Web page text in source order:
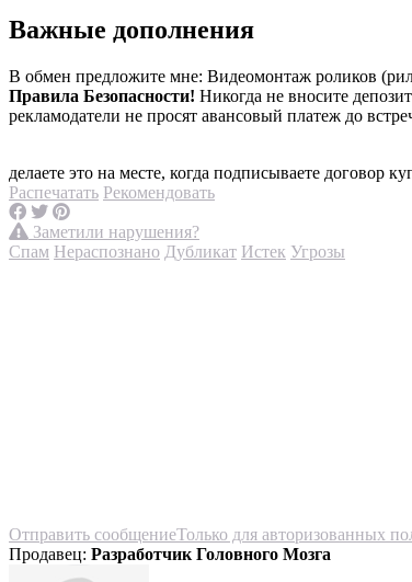
Важные дополнения
В обмен предложите мне: Видеомонтаж роликов
Правила Безопасности! Никогда не вносите
рекламодатели не просят авансовый платеж до
делаете это на месте, когда подписываете договор
Распечатать Рекомендовать
Заметили нарушения?
Спам Нераспознано Дубликат Истек Угрозы
Отправить сообщениеТолько для авторизованных
Продавец: Разработчик Головного Мозга